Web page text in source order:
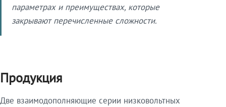
параметрах и преимуществах, которые
закрывают перечисленные сложности.
Продукция
Две взаимодополняющие серии низковольтных